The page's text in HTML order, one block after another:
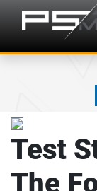
Test
The